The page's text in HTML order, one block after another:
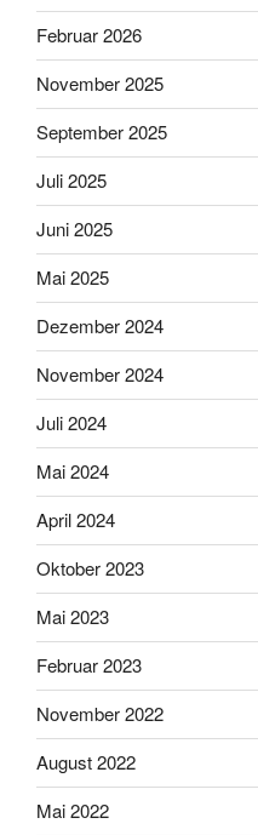
Februar 2026
November 2025
September 2025
Juli 2025
Juni 2025
Mai 2025
Dezember 2024
November 2024
Juli 2024
Mai 2024
April 2024
Oktober 2023
Mai 2023
Februar 2023
November 2022
August 2022
Mai 2022